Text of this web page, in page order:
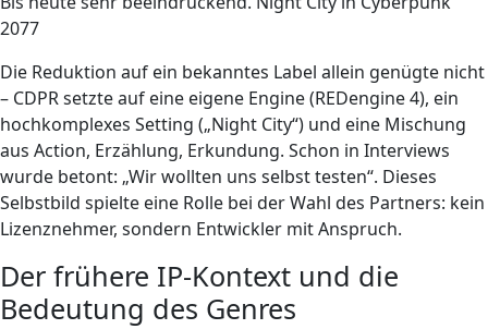
2077
Die Reduktion auf ein bekanntes Label allein genügte nicht
– CDPR setzte auf eine eigene Engine (REDengine 4), ein
hochkomplexes Setting („Night City“) und eine Mischung
aus Action, Erzählung, Erkundung. Schon in Interviews
wurde betont: „Wir wollten uns selbst testen“. Dieses
Selbstbild spielte eine Rolle bei der Wahl des Partners: kein
Lizenznehmer, sondern Entwickler mit Anspruch.
Der frühere IP-Kontext und die
Bedeutung des Genres